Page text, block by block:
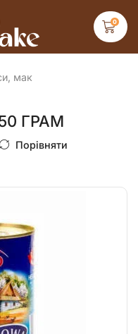
0
мак
ГРАМ
Порівняти